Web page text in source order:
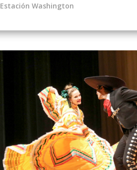
Estación Washington